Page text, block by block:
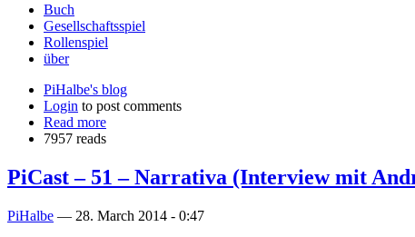
Buch
Gesellschaftsspiel
Rollenspiel
über
PiHalbe's blog
Login to post comments
Read more
7957 reads
PiCast – 51 – Narrativa (Interview mit
PiHalbe — 28. March 2014 - 0:47